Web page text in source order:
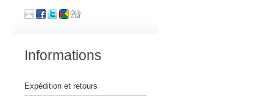
Informations
Expédition et retours